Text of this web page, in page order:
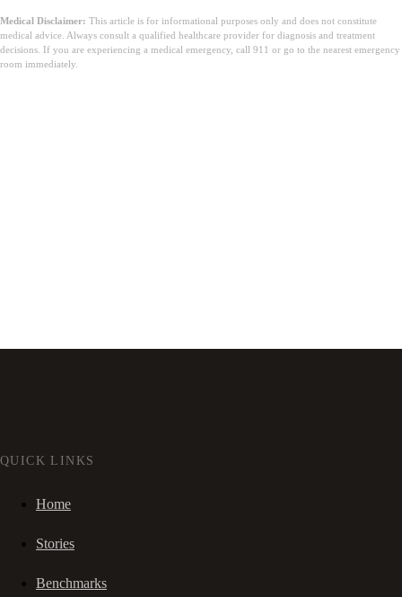
Medical Disclaimer: This article is for informational purposes only and does not constitute
medical advice. Always consult a qualified healthcare provider for diagnosis and treatment
decisions. If you are experiencing a medical emergency, call 911 or go to the nearest emergency
room immediately.
QUICK LINKS
Home
Stories
Benchmarks